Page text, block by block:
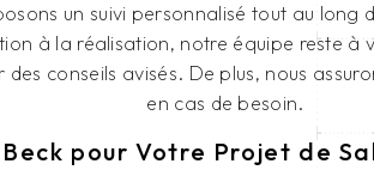
un suivi personnalisé tout au long
à la réalisation, notre équipe reste à
des conseils avisés. De plus, nous
en cas de besoin.
pour Votre Projet de